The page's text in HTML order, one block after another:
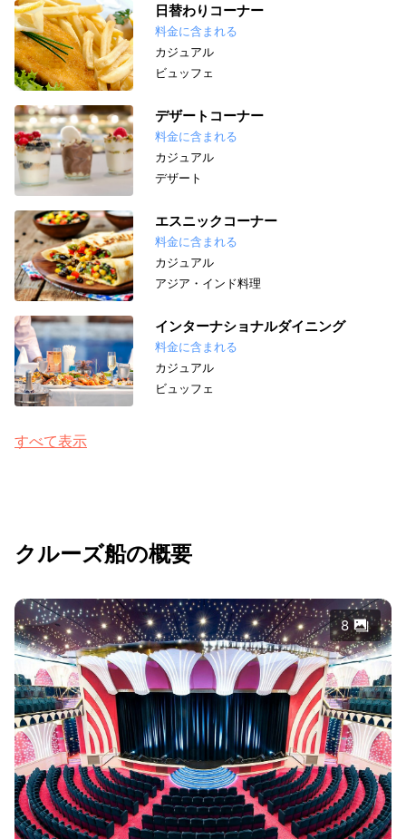
日替わりコーナー
料金に含まれる
カジュアル
ビュッフェ
デザートコーナー
料金に含まれる
カジュアル
デザート
エスニックコーナー
料金に含まれる
カジュアル
アジア・インド料理
インターナショナルダイニング
料金に含まれる
カジュアル
ビュッフェ
すべて表示
クルーズ船の概要
8